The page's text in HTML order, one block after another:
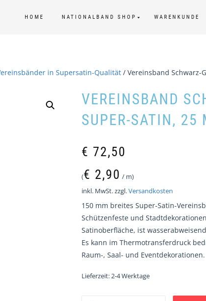
HOME NATIONALBAND SHOP WARENKUNDE
in Supersatin-Qualität / Vereinsband Schwarz-
VEREINSBAND
SUPER-SATIN, 25
€ 72,50
(€ 2,90 / m)
inkl. MwSt.zzgl.Versandkosten
150 mm breites Super-Satin-
Schützenfeste und
Satinoberfläche, ist
Es kann im Thermotransferdruck
Raum-, Saal- und Eventdekorationen.
Lieferzeit:2-4 Werktage